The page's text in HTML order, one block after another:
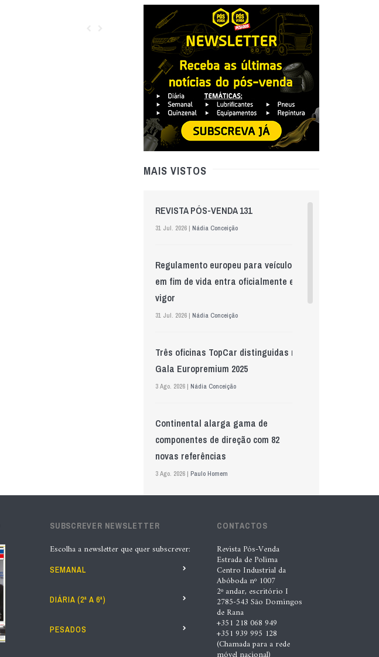
MAIS VISTOS
REVISTA PÓS-VENDA 131
31 Jul. 2026 | Nádia Conceição
Regulamento europeu para veículos
em fim de vida entra oficialmente em
vigor
31 Jul. 2026 | Nádia Conceição
Três oficinas TopCar distinguidas na
Gala Europremium 2025
3 Ago. 2026 | Nádia Conceição
Continental alarga gama de
componentes de direção com 82
novas referências
3 Ago. 2026 | Paulo Homem
controlo de qualidade
5 Ago. 2026 | Nádia Conceição
GS Pro Tyres assume representação
exclusiva da Laufenn em Portugal
Paulo Homem
Wolf mostra nova geração de
SUBSCREVER NEWSLETTER
Escolha a newsletter que quer subscrever:
SEMANAL
DIÁRIA (2ª A 6ª)
PESADOS
CONTACTOS
Revista Pós-Venda
Estrada de Polima
Centro Industrial da
Abóboda nº 1007
2º andar, escritório I
2785-543 São Domingos
de Rana
+351 218 068 949
+351 939 995 128
(Chamada para a rede